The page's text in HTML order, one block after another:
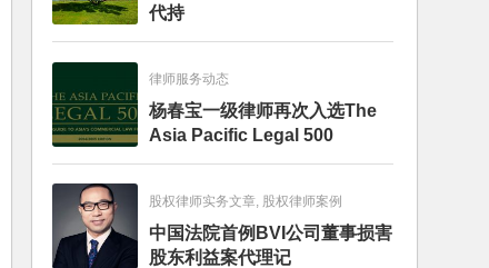
代持
律师服务动态
杨春宝一级律师再次入选The
Asia Pacific Legal 500
股权律师实务文章, 股权律师案例
中国法院首例BVI公司董事损害
股东利益案代理记